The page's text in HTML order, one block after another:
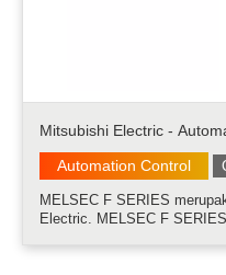
Mitsubishi Electric -
Automation Control
MELSEC F SERIES
Electric. MELSEC F